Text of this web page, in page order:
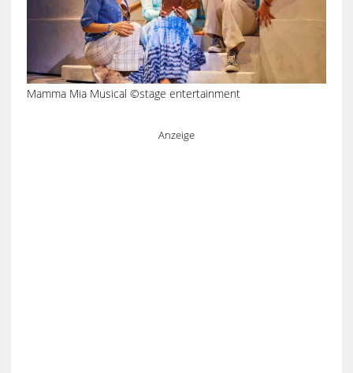
Mamma Mia Musical ©stage entertainment
Anzeige